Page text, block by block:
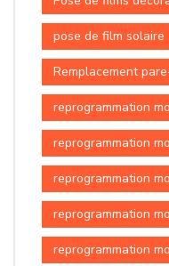
pose de film solaire
Remplacement
reprogrammation
reprogrammation
reprogrammation
reprogrammation
reprogrammation